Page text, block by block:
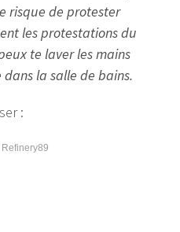
risque de protester
les protestations du
te laver les mains
la salle de bains.
: